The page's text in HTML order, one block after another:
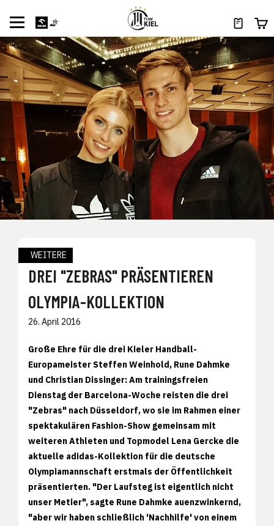
WEITERE
DREI "ZEBRAS" PRÄSENTIEREN
OLYMPIA-KOLLEKTION
26. April 2016
Große Ehre für die drei Kieler Handball-
Europameister Steffen Weinhold, Rune Dahmke
und Christian Dissinger: Am trainingsfreien
Dienstag der Barcelona-Woche reisten die drei
"Zebras" nach Düsseldorf, wo sie im Rahmen einer
spektakulären Fashion-Show gemeinsam mit
weiteren Athleten und Topmodel Lena Gercke die
aktuelle adidas-Kollektion für die deutsche
Olympiamannschaft erstmals der Öffentlichkeit
präsentierten. "Der Laufsteg ist eigentlich nicht
unser Metier", sagte Rune Dahmke auenzwinkernd,
"aber wir haben schließlich 'Nachhilfe' von einem